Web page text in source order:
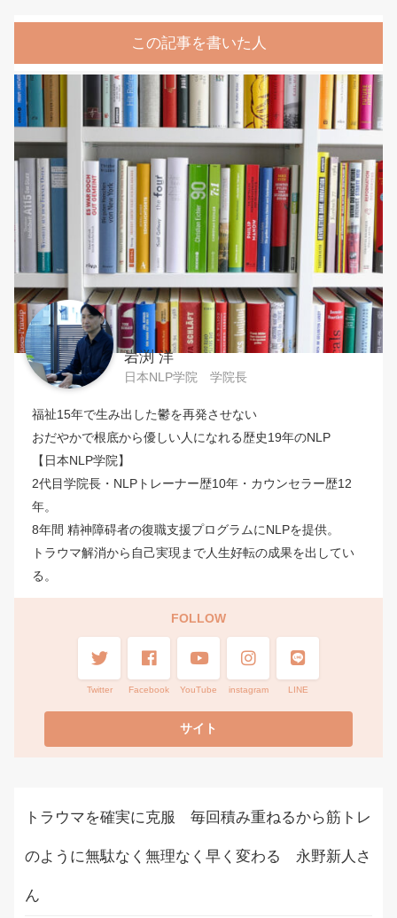
この記事を書いた人
岩渕 洋
日本NLP学院 学院長
福祉15年で生み出した鬱を再発させない
おだやかで根底から優しい人になれる歴史19年のNLP
【日本NLP学院】
2代目学院長・NLPトレーナー歴10年・カウンセラー歴12
年。
8年間 精神障碍者の復職支援プログラムにNLPを提供。
トラウマ解消から自己実現まで人生好転の成果を出してい
る。
FOLLOW
Twitter Facebook YouTube instagram LINE
トラウマを確実に克服 毎回積み重ねるから筋トレ
のように無駄なく無理なく早く変わる 永野新人さ
ん